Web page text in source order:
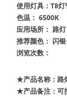
使用灯具：T8灯
色温： 6500K
应用场所： 路
推荐颜色： 闪
浏览次数：
★产品名称：路
★产品备注：可